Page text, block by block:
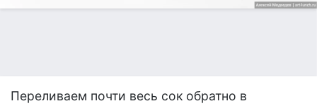
Переливаем почти весь сок обратно в